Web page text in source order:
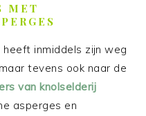
MET
inmiddels zijn weg
tevens ook naar de
van knolselderij
asperges en